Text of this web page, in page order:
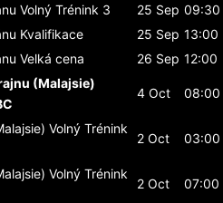
Volný Trénink 3 25 Sep 09:30
Kvalifikace 25 Sep 13:00
Velká cena 26 Sep 12:00
(Malajsie)
4 Oct 08:00
Volný Trénink
2 Oct 03:00
Volný Trénink
2 Oct 07:00